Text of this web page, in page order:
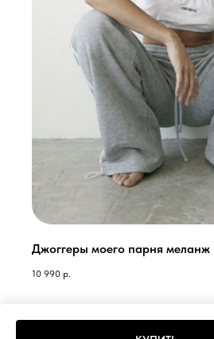
Джоггеры моего парня меланж
10 990 р.